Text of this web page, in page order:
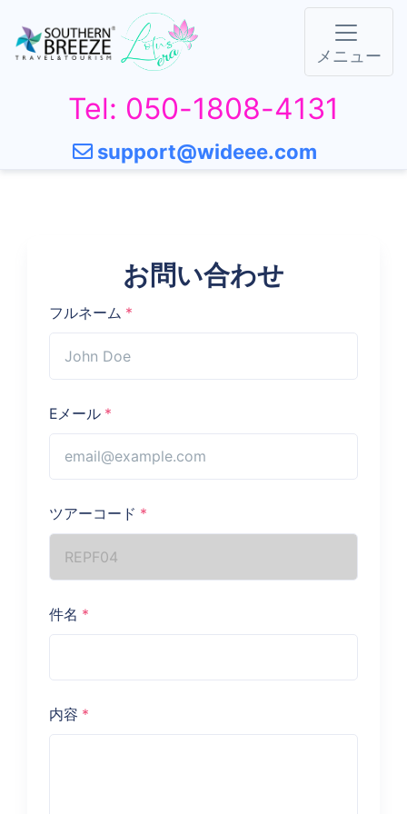
メニュー
Tel: 050-1808-4131
support@wideee.com
お問い合わせ
フルネーム *
Eメール *
ツアーコード *
件名 *
内容 *